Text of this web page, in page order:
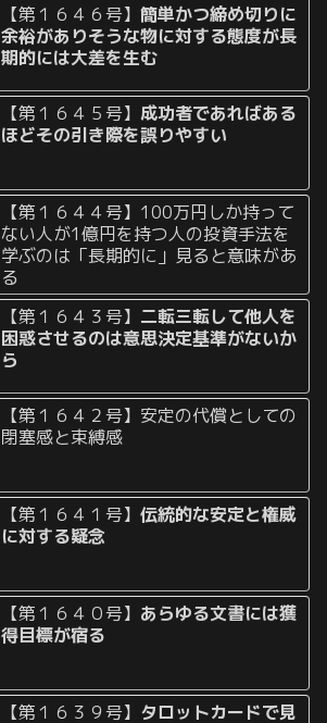
【第１６４６号】簡単かつ締め切りに
余裕がありそうな物に対する態度が長
期的には大差を生む
【第１６４５号】成功者であればある
ほどその引き際を誤りやすい
【第１６４４号】100万円しか持って
ない人が1億円を持つ人の投資手法を
学ぶのは「長期的に」見ると意味があ
る
【第１６４３号】 二転三転して他人を
困惑させるのは意思決定基準がないか
ら
【第１６４２号】安定の代償としての
閉塞感と束縛感
【第１６４１号】伝統的な安定と権威
に対する疑念
【第１６４０号】 あらゆる文書には獲
得目標が宿る
【第１６３９号】 タロットカードで見